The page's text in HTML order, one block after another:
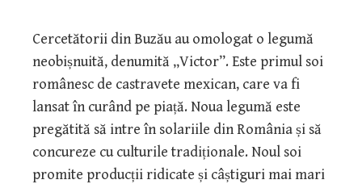
Cercetătorii din Buzău au omologat o legumă
neobișnuită, denumită „Victor”. Este primul soi
românesc de castravete mexican, care va fi
lansat în curând pe piață. Noua legumă este
pregătită să intre în solariile din România și să
concureze cu culturile tradiționale. Noul soi
promite producții ridicate și câștiguri mai mari